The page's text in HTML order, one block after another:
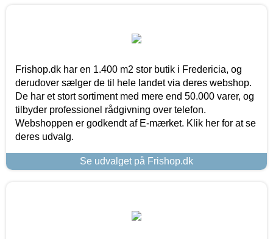
Frishop.dk har en 1.400 m2 stor butik i Fredericia, og
derudover sælger de til hele landet via deres webshop.
De har et stort sortiment med mere end 50.000 varer, og
tilbyder professionel rådgivning over telefon.
Webshoppen er godkendt af E-mærket. Klik her for at se
deres udvalg.
Se udvalget på Frishop.dk